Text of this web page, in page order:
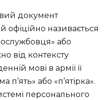
документ
офіційно називається
або
від контексту
мові в армії її
або «п’ятірка».
персонального